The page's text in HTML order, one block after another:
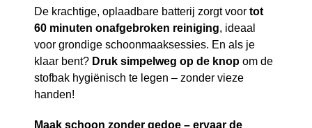
De krachtige, oplaadbare batterij zorgt voortot
60 minuten onafgebroken reiniging, ideaal
voor grondige schoonmaaksessies. En als je
klaar bent? Druk simpelweg op de knop om de
stofbak hygiënisch te legen – zonder vieze
handen!
Maak schoon zonder gedoe – ervaar de